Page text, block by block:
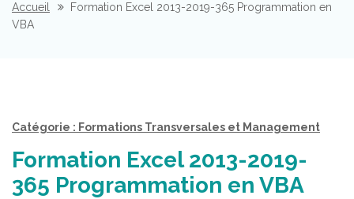
Accueil
Formation Excel 2013-2019-365 Programmation en
VBA
Catégorie : Formations Transversales et Management
Formation Excel 2013-2019-
365 Programmation en VBA